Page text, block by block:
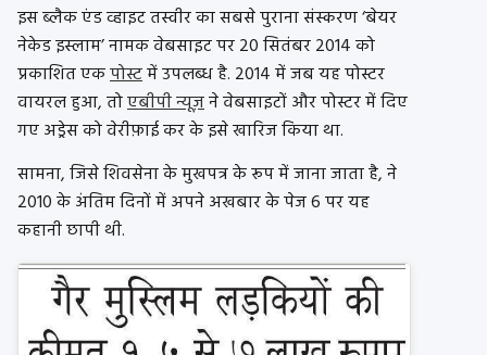
इस ब्लैक एंड व्हाइट तस्वीर का सबसे पुराना संस्करण ‘बेयर
नेकेड इस्लाम’ नामक वेबसाइट पर 20 सितंबर 2014 को
प्रकाशित एकपोस्टमें उपलब्ध है. 2014 में जब यह पोस्टर
वायरल हुआ, तोएबीपी न्यूज़ने वेबसाइटों और पोस्टर में दिए
गए अड्रेस को वेरीफ़ाई कर के इसे खारिज किया था.
सामना, जिसे शिवसेना के मुखपत्र के रूप में जाना जाता है, ने
2010 के अंतिम दिनों में अपने अखबार के पेज 6 पर यह
कहानी छापी थी.